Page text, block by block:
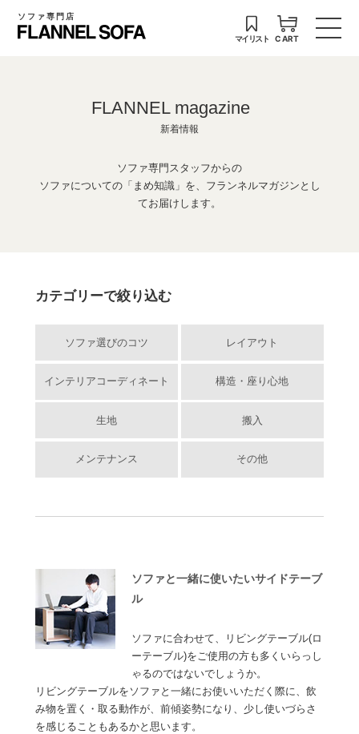
ソファ専門店
マイリスト CART
FLANNEL magazine
新着情報
ソファ専門スタッフからの
ソファについての「まめ知識」を、フランネルマガジンとし
てお届けします。
カテゴリーで絞り込む
ソファ選びのコツ レイアウト
インテリアコーディネート 構造・座り心地
生地 搬入
メンテナンス その他
ソファと一緒に使いたいサイドテーブ
ル
ソファに合わせて、リビングテーブル(ロ
ーテーブル)をご使用の方も多くいらっし
ゃるのではないでしょうか。
リビングテーブルをソファと一緒にお使いいただく際に、飲
み物を置く・取る動作が、前傾姿勢になり、少し使いづらさ
を感じることもあるかと思います。